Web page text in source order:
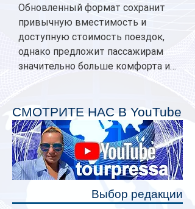
Обновленный формат сохранит
привычную вместимость и
доступную стоимость поездок,
однако предложит пассажирам
значительно больше комфорта и
планируется начать в 2027 году.
Одним из главных нововведений
станут индивидуальные шторки у
каждого спального места. Они
позволят пассажирам закрыть свою
полку во время сна или отдыха,
СМОТРИТЕ НАС В YouTube
Выбор редакции